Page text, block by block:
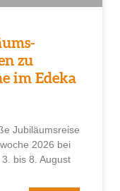
zu
im Edeka
Jubiläumsreise
2026 bei
3. bis 8. August